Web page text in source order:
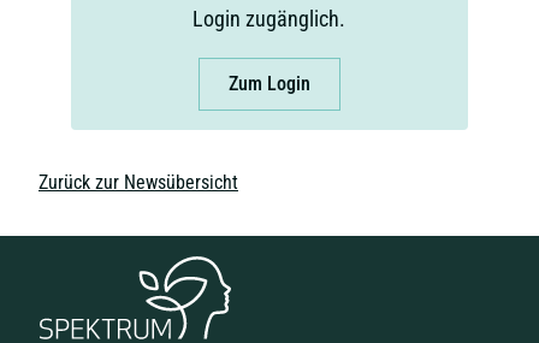
Login zugänglich.
Zum Login
Zurück zur Newsübersicht